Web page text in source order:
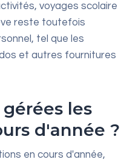
voyages scolaire
reste toutefois
tel que les
et autres fournitures
les
d'année ?
en cours d'année,